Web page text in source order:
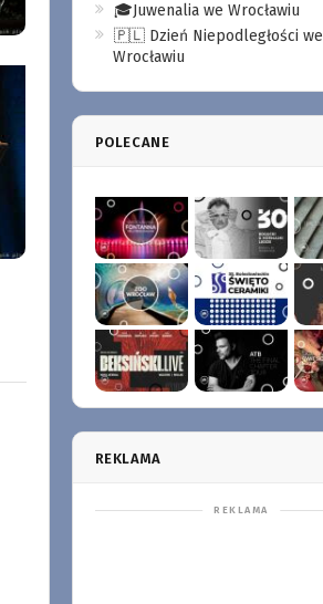
🎓Juwenalia we Wrocławiu
🇵🇱 Dzień Niepodległości we
Wrocławiu
POLECANE
REKLAMA